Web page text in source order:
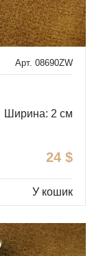
Арт. 08690ZW
Ширина: 2 см
24 $
У кошик